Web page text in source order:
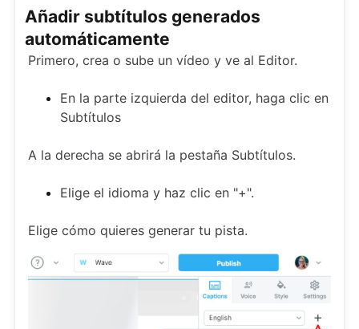
Añadir subtítulos generados
automáticamente
Primero, crea o sube un vídeo y ve al Editor.
En la parte izquierda del editor, haga clic en
Subtítulos
A la derecha se abrirá la pestaña Subtítulos.
Elige el idioma y haz clic en "+".
Elige cómo quieres generar tu pista.